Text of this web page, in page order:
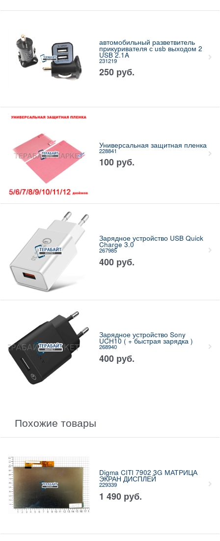
автомобильный разветвитель
прикуривателя с usb выходом 2
USB 2.1A
231219
250 руб.
Универсальная защитная пленка
228841
100 руб.
Зарядное устройство USB Quick
Charge 3.0
267985
400 руб.
Зарядное устройство Sony
UCH10 ( + быстрая зарядка )
268940
400 руб.
Похожие товары
Digma CITI 7902 3G МАТРИЦА
ЭКРАН ДИСПЛЕЙ
229339
1 490 руб.